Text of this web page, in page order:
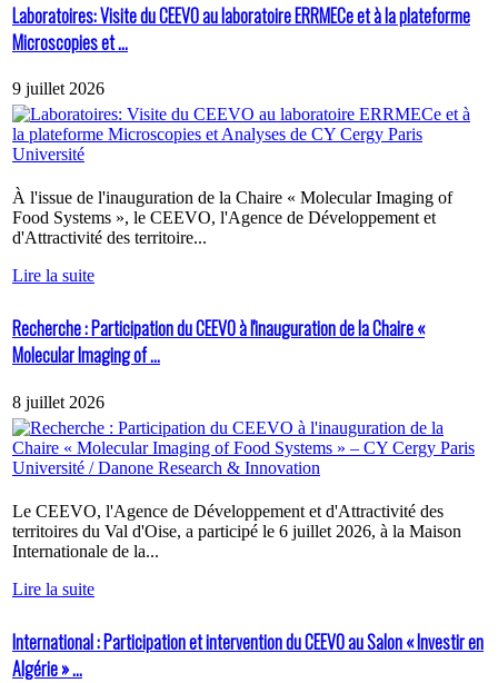
Laboratoires: Visite du CEEVO au laboratoire ERRMECe et à la plateforme
Microscopies et ...
9 juillet 2026
À l'issue de l'inauguration de la Chaire « Molecular Imaging of
Food Systems », le CEEVO, l'Agence de Développement et
d'Attractivité des territoire...
Lire la suite
Recherche : Participation du CEEVO à l'inauguration de la Chaire «
Molecular Imaging of ...
8 juillet 2026
Le CEEVO, l'Agence de Développement et d'Attractivité des
territoires du Val d'Oise, a participé le 6 juillet 2026, à la Maison
Internationale de la...
Lire la suite
International : Participation et intervention du CEEVO au Salon « Investir en
Algérie » ...